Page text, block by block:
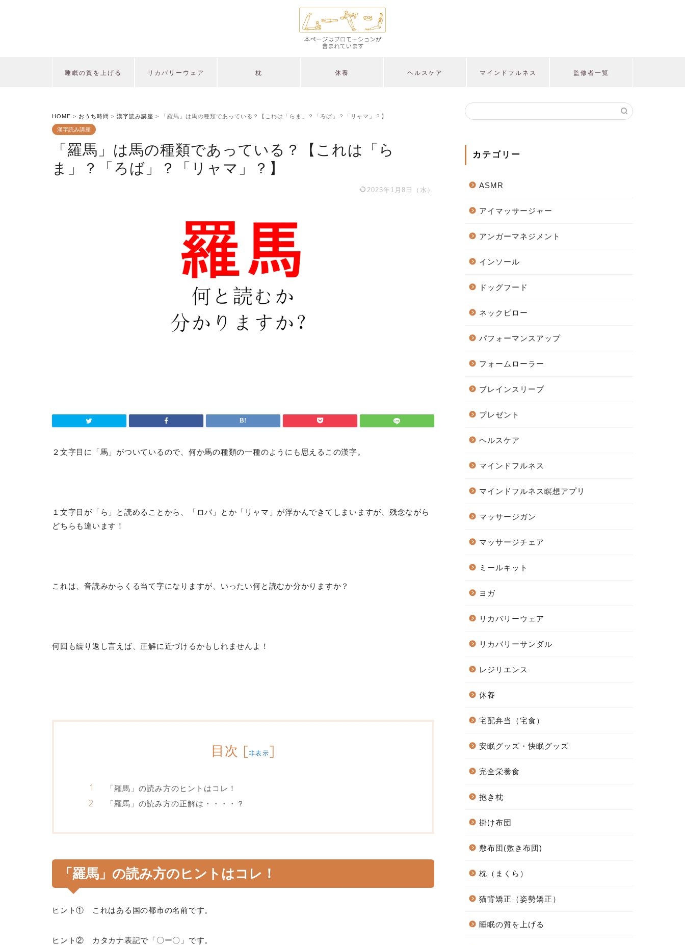
睡眠の質を上げる リカバリーウェア 枕 休養 ヘルスケア マインドフルネス 監修者一覧
HOME > おうち時間 > 漢字読み講座 > 「羅馬」は馬の種類であっている？【これは「らま」？「ろば」？「リャマ」？】
漢字読み講座
「羅馬」は馬の種類であっている？【これは「ら
ま」？「ろば」？「リャマ」？】
2025年1月8日（水）
２文字目に「馬」がついているので、何か馬の種類の一種のようにも思えるこの漢字。
１文字目が「ら」と読めることから、「ロバ」とか「リャマ」が浮かんできてしまいますが、残念ながら
どちらも違います！
これは、音読みからくる当て字になりますが、いったい何と読むか分かりますか？
何回も繰り返し言えば、正解に近づけるかもしれませんよ！
目次 [非表示]
「羅馬」の読み方のヒントはコレ！
「羅馬」の読み方の正解は・・・・？
「羅馬」の読み方のヒントはコレ！
ヒント① これはある国の都市の名前です。
ヒント② カタカナ表記で「〇ー〇」です。
カテゴリー
ASMR
アイマッサージャー
アンガーマネジメント
インソール
ドッグフード
ネックピロー
パフォーマンスアップ
フォームローラー
ブレインスリープ
プレゼント
ヘルスケア
マインドフルネス
マインドフルネス瞑想アプリ
マッサージガン
マッサージチェア
ミールキット
ヨガ
リカバリーウェア
リカバリーサンダル
レジリエンス
休養
宅配弁当（宅食）
安眠グッズ・快眠グッズ
完全栄養食
抱き枕
掛け布団
敷布団(敷き布団)
枕（まくら）
猫背矯正（姿勢矯正）
睡眠の質を上げる